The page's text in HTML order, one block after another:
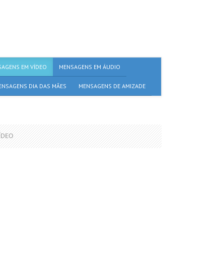
EM VÍDEO MENSAGENS EM ÁUDIO
DIA DAS MÃES MENSAGENS DE AMIZADE